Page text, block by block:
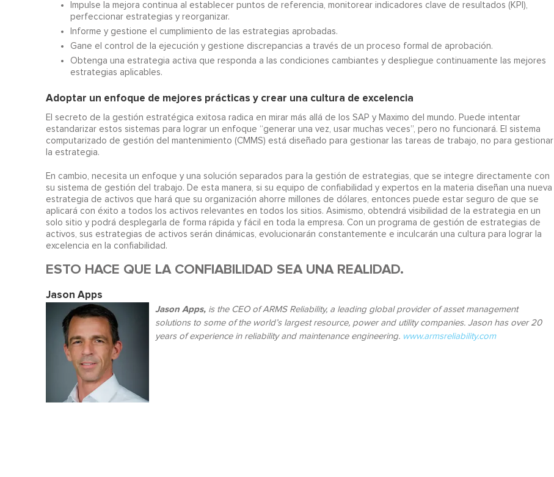
Impulse la mejora continua al establecer puntos de referencia, monitorear indicadores clave de resultados (KPI),
perfeccionar estrategias y reorganizar.
Informe y gestione el cumplimiento de las estrategias aprobadas.
Gane el control de la ejecución y gestione discrepancias a través de un proceso formal de aprobación.
Obtenga una estrategia activa que responda a las condiciones cambiantes y despliegue continuamente las mejores
estrategias aplicables.
Adoptar un enfoque de mejores prácticas y crear una cultura de excelencia
El secreto de la gestión estratégica exitosa radica en mirar más allá de los SAP y Maximo del mundo. Puede intentar
estandarizar estos sistemas para lograr un enfoque “generar una vez, usar muchas veces”, pero no funcionará. El sistema
computarizado de gestión del mantenimiento (CMMS) está diseñado para gestionar las tareas de trabajo, no para gestionar
la estrategia.
En cambio, necesita un enfoque y una solución separados para la gestión de estrategias, que se integre directamente con
su sistema de gestión del trabajo. De esta manera, si su equipo de confiabilidad y expertos en la materia diseñan una nueva
estrategia de activos que hará que su organización ahorre millones de dólares, entonces puede estar seguro de que se
aplicará con éxito a todos los activos relevantes en todos los sitios. Asimismo, obtendrá visibilidad de la estrategia en un
solo sitio y podrá desplegarla de forma rápida y fácil en toda la empresa. Con un programa de gestión de estrategias de
activos, sus estrategias de activos serán dinámicas, evolucionarán constantemente e inculcarán una cultura para lograr la
excelencia en la confiabilidad.
ESTO HACE QUE LA CONFIABILIDAD SEA UNA REALIDAD.
Jason Apps
Jason Apps, is the CEO of ARMS Reliability, a leading global provider of asset management
solutions to some of the world’s largest resource, power and utility companies. Jason has over 20
years of experience in reliability and maintenance engineering. www.armsreliability.com